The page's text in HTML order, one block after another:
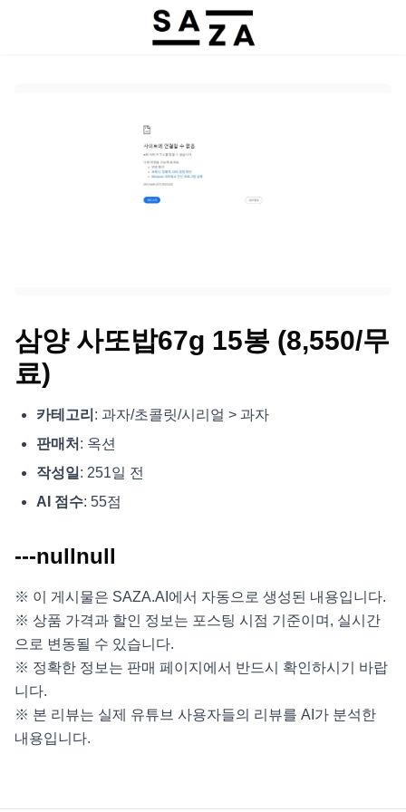
삼양 사또밥67g 15봉 (8,550/무
료)
카테고리 : 과자/초콜릿/시리얼 > 과자
판매처 : 옥션
작성일: 251일 전
AI 점수: 55점
---nullnull
※ 이 게시물은 SAZA.AI에서 자동으로 생성된 내용입니다.
※ 상품 가격과 할인 정보는 포스팅 시점 기준이며, 실시간
으로 변동될 수 있습니다.
※ 정확한 정보는 판매 페이지에서 반드시 확인하시기 바랍
니다.
※ 본 리뷰는 실제 유튜브 사용자들의 리뷰를 AI가 분석한
내용입니다.